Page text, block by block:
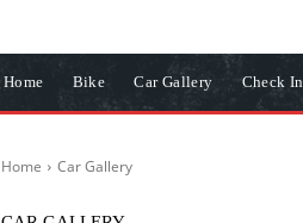
Home Bike Car Gallery Check In
Home Car Gallery